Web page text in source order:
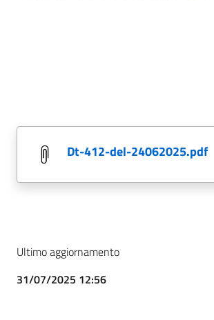
dt-412-del-24062025.pdf
Ultimo aggiornamento
31/07/2025 12:56